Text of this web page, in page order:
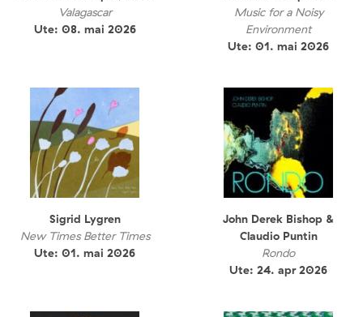
Valagascar
Ute: 08. mai 2026
Music for a Noisy
Environment
Ute: 01. mai 2026
Sigrid Lygren
New Times Better Times
Ute: 01. mai 2026
John Derek Bishop &
Claudio Puntin
Rondo
Ute: 24. apr 2026